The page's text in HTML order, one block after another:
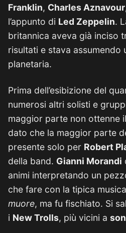
Franklin, Charles Aznavour
l’appunto di Led Zeppelin.
britannica aveva già inciso
risultati e stava assumendo
planetaria.
Prima dell’esibizione del
numerosi altri solisti e
maggior parte non ottenne
dato che la maggior parte
presente solo per Robert
della band. Gianni Morandi
animi interpretando un
che fare con la tipica
muore, ma fu fischiato. Si
i New Trolls, più vicini a